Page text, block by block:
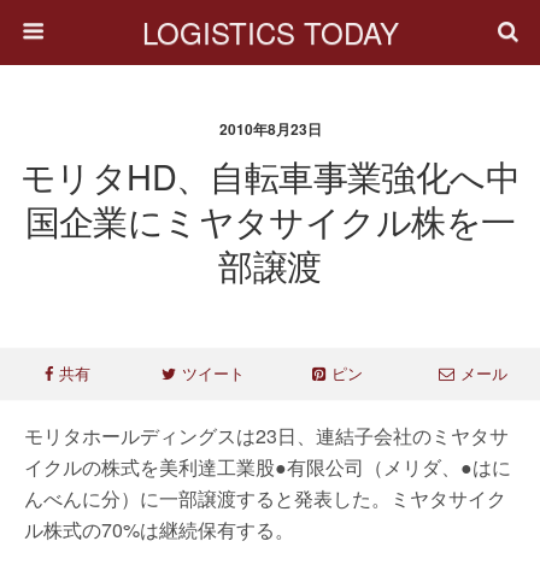
LOGISTICS TODAY
2010年8月23日
モリタHD、自転車事業強化へ中
国企業にミヤタサイクル株を一
部譲渡
共有 ツイート ピン メール
モリタホールディングスは23日、連結子会社のミヤタサ
イクルの株式を美利達工業股●有限公司（メリダ、●はに
んべんに分）に一部譲渡すると発表した。ミヤタサイク
ル株式の70%は継続保有する。